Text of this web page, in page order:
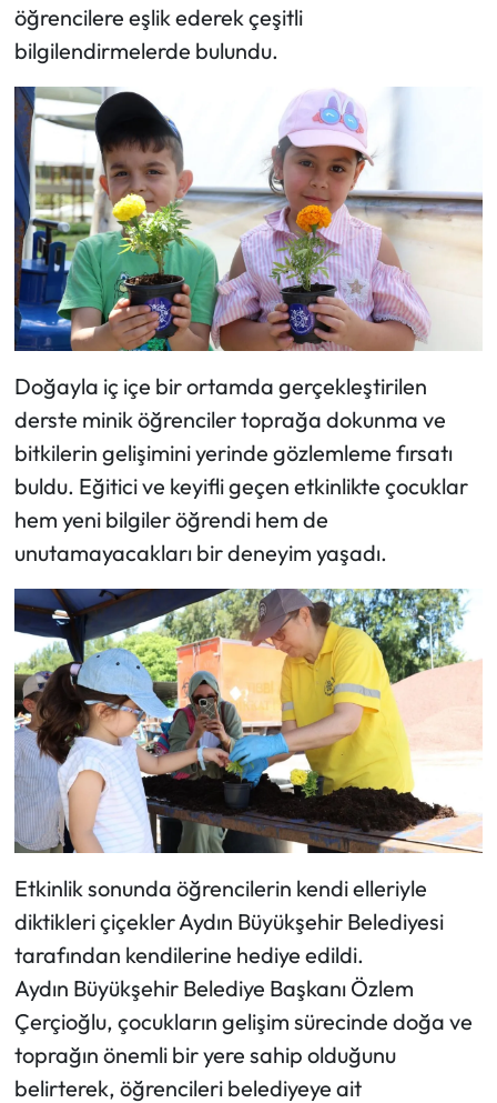
öğrencilere eşlik ederek çeşitli
bilgilendirmelerde bulundu.
Doğayla iç içe bir ortamda gerçekleştirilen
derste minik öğrenciler toprağa dokunma ve
bitkilerin gelişimini yerinde gözlemleme fırsatı
buldu. Eğitici ve keyifli geçen etkinlikte çocuklar
hem yeni bilgiler öğrendi hem de
unutamayacakları bir deneyim yaşadı.
Etkinlik sonunda öğrencilerin kendi elleriyle
diktikleri çiçekler Aydın Büyükşehir Belediyesi
tarafından kendilerine hediye edildi.
Aydın Büyükşehir Belediye Başkanı Özlem
Çerçioğlu, çocukların gelişim sürecinde doğa ve
toprağın önemli bir yere sahip olduğunu
belirterek, öğrencileri belediyeye ait